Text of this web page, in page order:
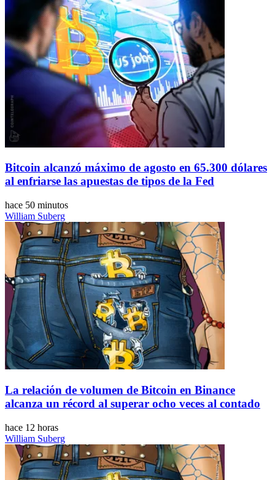
Bitcoin alcanzó máximo de agosto en 65.300 dólares
al enfriarse las apuestas de tipos de la Fed
hace 50 minutos
William Suberg
La relación de volumen de Bitcoin en Binance
alcanza un récord al superar ocho veces al contado
hace 12 horas
William Suberg